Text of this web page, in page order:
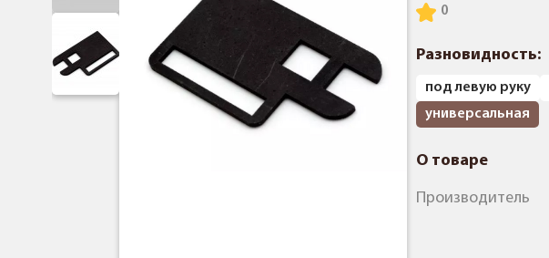
Разновидность:
под левую руку
универсальная
О товаре
Производитель